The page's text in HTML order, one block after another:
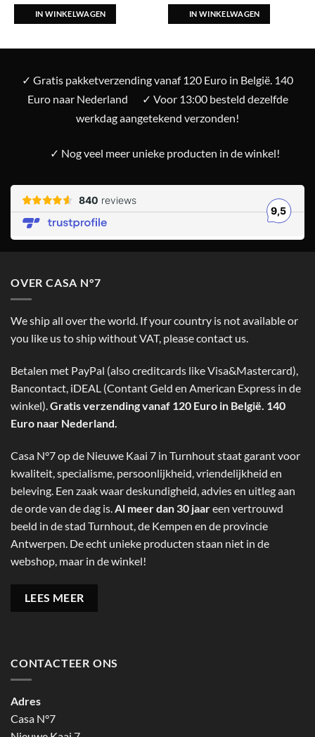
IN WINKELWAGEN IN WINKELWAGEN
✓ Gratis pakketverzending vanaf 120 Euro in België. 140
Euro naar Nederland
✓ Voor 13:00 besteld dezelfde
werkdag aangetekend verzonden!
✓ Nog veel meer unieke producten in de winkel!
OVER CASA N°7
We ship all over the world. If your country is not available or
you like us to ship without VAT, please contact us.
Betalen met PayPal (also creditcards like Visa&Mastercard),
Bancontact, iDEAL (Contant Geld en American Express in de
winkel).Gratis verzending vanaf 120 Euro in België. 140
Euro naar Nederland.
Casa N°7 op de Nieuwe Kaai 7 in Turnhout staat garant voor
kwaliteit, specialisme, persoonlijkheid, vriendelijkheid en
beleving. Een zaak waar deskundigheid, advies en uitleg aan
de orde van de dag is. Al meer dan 30 jaareen vertrouwd
beeld in de stad Turnhout, de Kempen en de provincie
Antwerpen. De echt unieke producten staan niet in de
webshop, maar in de winkel!
LEES MEER
CONTACTEER ONS
Adres
Casa N°7